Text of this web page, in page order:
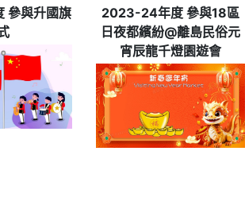
與升國旗
2023-24年度 參與18區
日夜都繽紛@離島民俗元
宵辰龍千燈園遊會